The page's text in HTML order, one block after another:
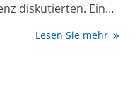
diskutierten. Ein
Dosierung ein
Lesen Sie mehr